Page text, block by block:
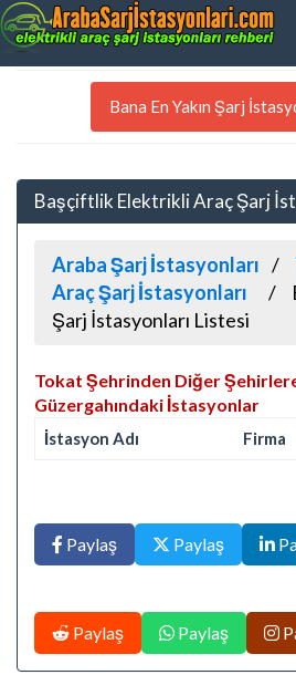
Bana En Yakın Şarj
Başçiftlik Elektrikli Araç Şarj
Araba Şarj İstasyonları
Araç Şarj İstasyonları
Şarj İstasyonları Listesi
Tokat Şehrinden Diğer
Güzergahındaki İstasyonlar
İstasyon Adı Firma
Paylaş Paylaş
Paylaş Paylaş